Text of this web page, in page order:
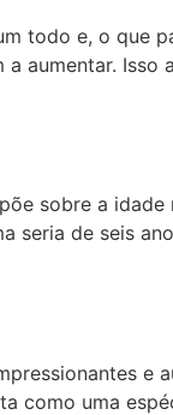
todo e, o que
aumentar. Isso
sobre a
seria de seis
e
como uma